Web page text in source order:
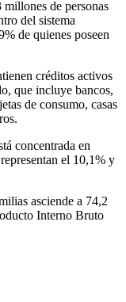
de personas
del sistema
de quienes poseen
créditos activos
que incluye bancos,
de consumo, casas
concentrada en
el 10,1% y
asciende a 74,2
Interno Bruto